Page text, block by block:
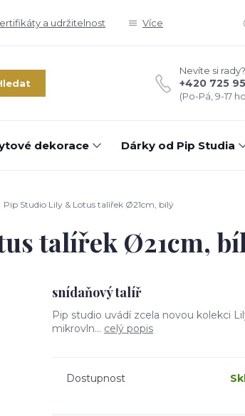
a udržitelnost Více
Nevíte si
+420 725
(Po-Pá, 9-17
dekorace Dárky od Pip Studia
Pip Studio Lily & Lotus talířek Ø21cm, bílý
talířek Ø21cm,
snídaňový talíř
Pip studio uvádí zcela novou kolekci
mikrovln... celý popis
Dostupnost